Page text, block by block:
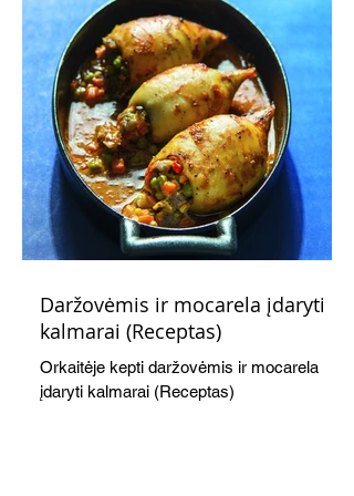
Daržovėmis ir mocarela įdaryti
kalmarai (Receptas)
Orkaitėje kepti daržovėmis ir mocarela
įdaryti kalmarai (Receptas)